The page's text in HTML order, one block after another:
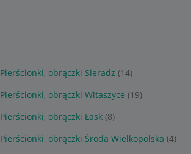
Pierścionki, obrączki Sieradz (14)
Pierścionki, obrączki Witaszyce (19)
Pierścionki, obrączki Łask (8)
Pierścionki, obrączki Środa Wielkopolska (4)